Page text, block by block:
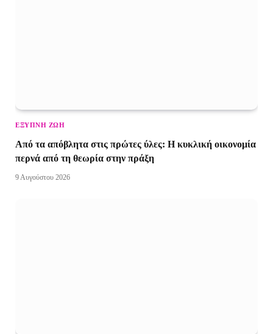
ΈΞΥΠΝΗ ΖΩΉ
Από τα απόβλητα στις πρώτες ύλες: Η κυκλική οικονομία
περνά από τη θεωρία στην πράξη
9 Αυγούστου 2026